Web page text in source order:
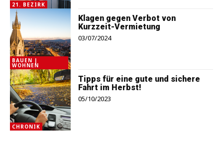
21. BEZIRK
BAUEN |
WOHNEN
Klagen gegen Verbot von
Kurzzeit-Vermietung
03/07/2024
CHRONIK
Tipps für eine gute und sichere
Fahrt im Herbst!
05/10/2023